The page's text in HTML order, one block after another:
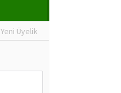
Yeni Üyelik